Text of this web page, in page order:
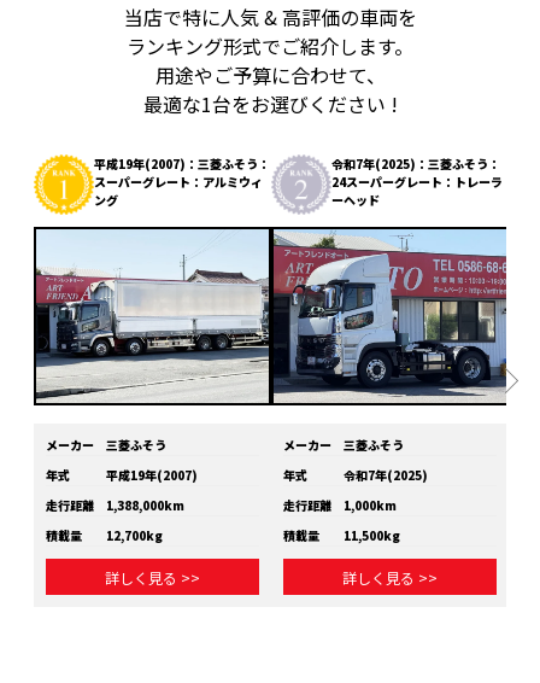
当店で特に人気 & 高評価の車両を
ランキング形式でご紹介します。
用途やご予算に合わせて、
最適な1台をお選びください !
平成19年(2007)：三菱ふそう：
スーパーグレート：アルミウィ
ング
メーカー
三菱ふそう
年式
平成19年(2007)
走行距離
1,388,000km
積載量
12,700kg
詳しく見る >>
令和7年(2025)：三菱ふそう：
24スーパーグレート：トレーラ
ーヘッド
メーカー
三菱ふそう
年式
令和7年(2025)
走行距離
1,000km
積載量
11,500kg
詳しく見る >>